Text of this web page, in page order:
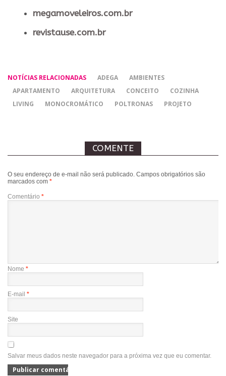
megamoveleiros.com.br
revistause.com.br
NOTÍCIAS RELACIONADAS ADEGA
AMBIENTES
APARTAMENTO
ARQUITETURA CONCEITO
COZINHA
LIVING
MONOCROMÁTICO POLTRONAS PROJETO
COMENTE
O seu endereço de e-mail não será publicado. Campos obrigatórios são
marcados com *
Comentário *
Nome *
E-mail *
Site
Salvar meus dados neste navegador para a próxima vez que eu comentar.